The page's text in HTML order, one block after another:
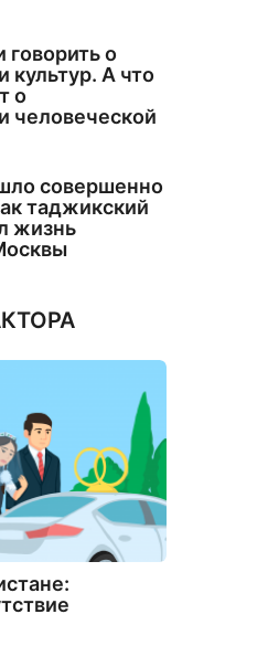
о
культур. А что
о
человеческой
совершенно
таджикский
жизнь